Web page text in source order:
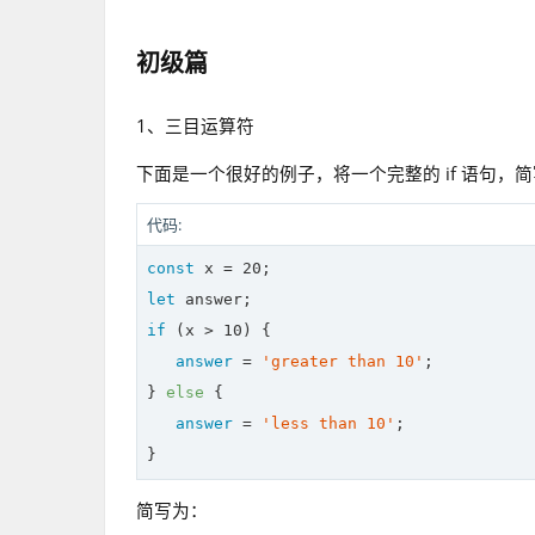
初级篇
1、三目运算符
下面是一个很好的例子，将一个完整的 if 语句，简
代码:
const x = 20
let
if (x > 10 ) {
answer = 'greater than 10' ;
} else {
answer = 'less than 10' ;
简写为：